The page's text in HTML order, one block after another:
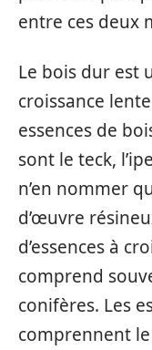
entre ces deux
Le bois dur est
croissance
essences de
sont le teck,
n’en nommer
d’œuvre
d’essences à
comprend
conifères. Les
comprennent